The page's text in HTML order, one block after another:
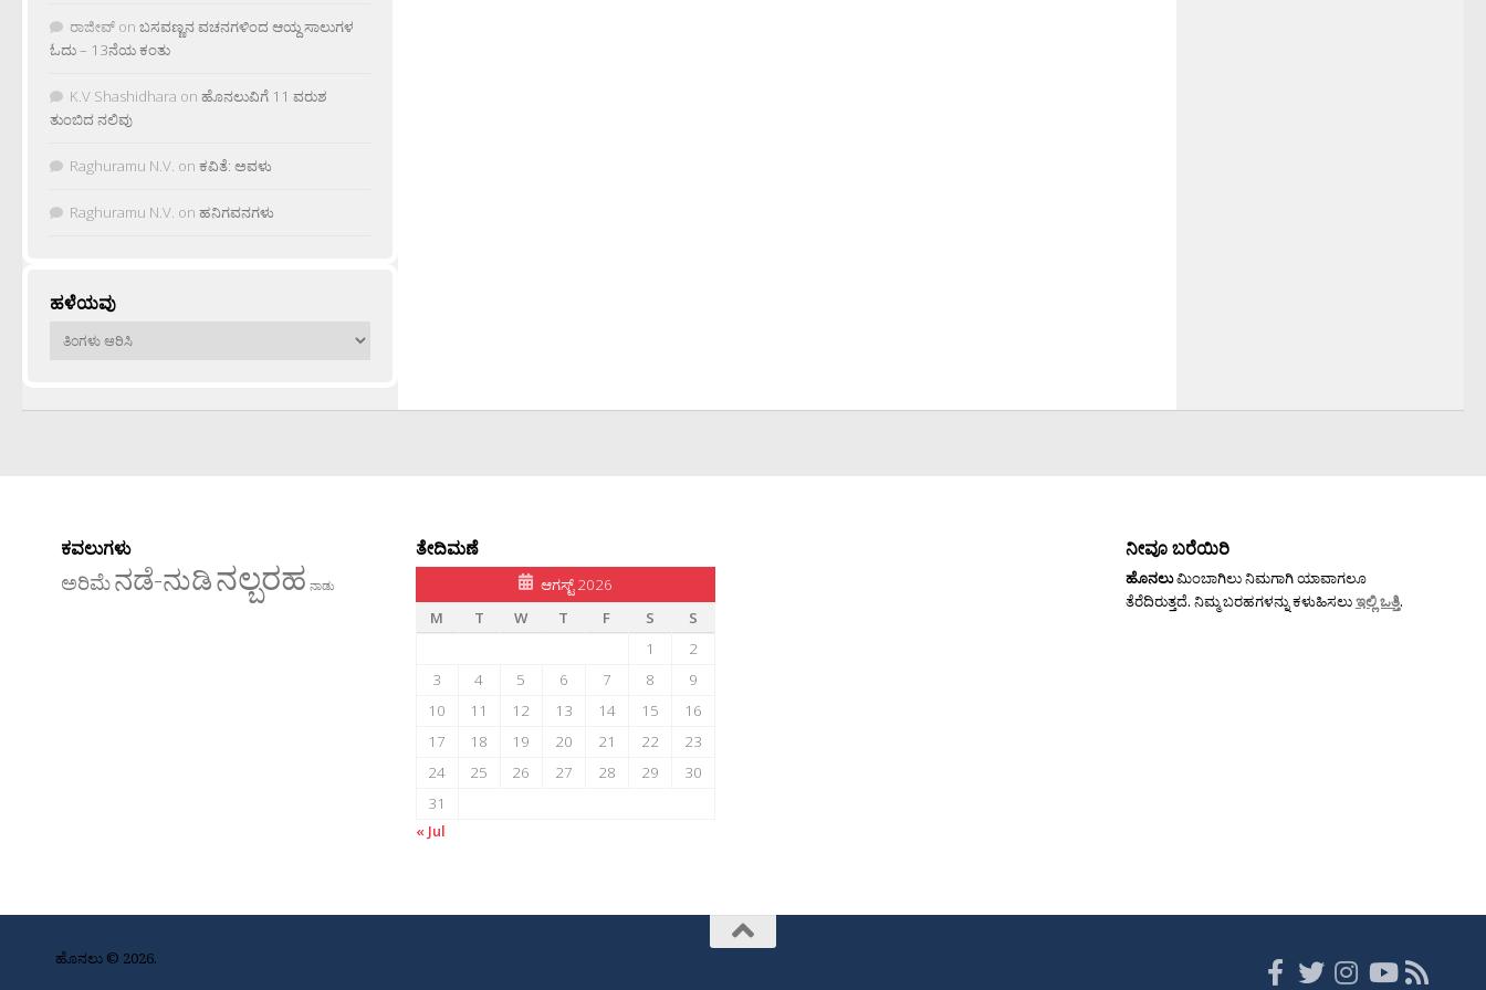
ರಾಜೀವ್ on ಬಸವಣ್ಣನ ವಚನಗಳಿಂದ ಆಯ್ದ ಸಾಲುಗಳ
ಓದು – 13ನೆಯ ಕಂತು
K.V Shashidhara on ಹೊನಲುವಿಗೆ 11 ವರುಶ
ತುಂಬಿದ ನಲಿವು
Raghuramu N.V. on ಕವಿತೆ: ಅವಳು
Raghuramu N.V. on ಹನಿಗವನಗಳು
ಹಳೆಯವು
ಹಳೆಯವು
ಕವಲುಗಳು
ಅರಿಮೆನಡೆ-ನುಡಿನಲ್ಬರಹ ನಾಡು
ತೇದಿಮಣೆ
ಆಗಸ್ಟ್ 2026
M
T W T F S
S
1
2
3
4 5 6 7 8
9
10
11 12 13 14 15
16
17
18 19 20 21 22
23
24
25 26 27 28 29
30
31
« Jul
ನೀವೂ ಬರೆಯಿರಿ
ಹೊನಲುಮಿಂಬಾಗಿಲು ನಿಮಗಾಗಿ ಯಾವಾಗಲೂ
ತೆರೆದಿರುತ್ತದೆ. ನಿಮ್ಮ ಬರಹಗಳನ್ನು ಕಳುಹಿಸಲುಇಲ್ಲಿ ಒತ್ತಿ.
ಹೊನಲು © 2026.